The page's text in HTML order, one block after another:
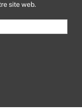
site web.